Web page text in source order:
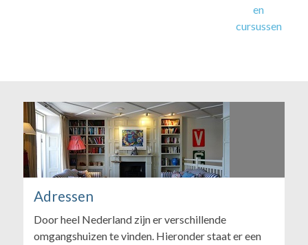
en
cursussen
Adressen
Door heel Nederland zijn er verschillende
omgangshuizen te vinden. Hieronder staat er een